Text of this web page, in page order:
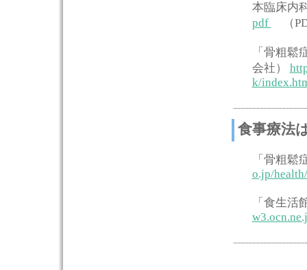
本臨床内
pdf
（
「骨粗
会社）
k/
食事療法
「骨粗
o.jp/
「食生